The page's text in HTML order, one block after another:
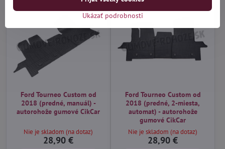
Ford Tourneo Custom od
2018 (predné, manuál) -
autorohože gumové CikCar
Nie je skladom (na dotaz)
28,90 €
Ford Tourneo Custom od
2018 (predné, 2-miesta,
automat) - autorohože
gumové CikCar
Nie je skladom (na dotaz)
28,90 €
Ukázať podrobnosti